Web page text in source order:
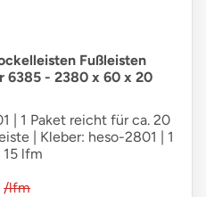
Fußleisten
6385 - 2380 x 60 x 20
| 1 Paket reicht für ca. 20
| Kleber: heso-2801 | 1
15 lfm
/lfm